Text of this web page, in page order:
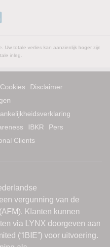
Uw totale verlies kan aanzienlijk hoger zijn
inleg.
Cookies
Disclaimer
IBKR
Pers
Clients